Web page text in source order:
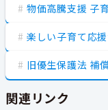
物価高騰支援 子
楽しい子育て応
旧優生保護法 補
関連リンク